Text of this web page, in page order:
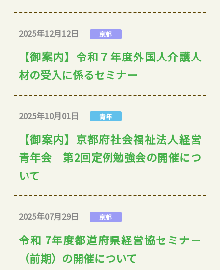
2025年12月12日 京都
【御案内】令和７年度外国人介護人
材の受入に係るセミナー
2025年10月01日 青年
【御案内】京都府社会福祉法人経営
青年会 第2回定例勉強会の開催につ
いて
2025年07月29日 京都
令和 7年度都道府県経営協セミナー
（前期）の開催について